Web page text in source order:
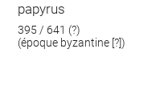
papyrus
395 / 641 (?)
(époque byzantine [?])